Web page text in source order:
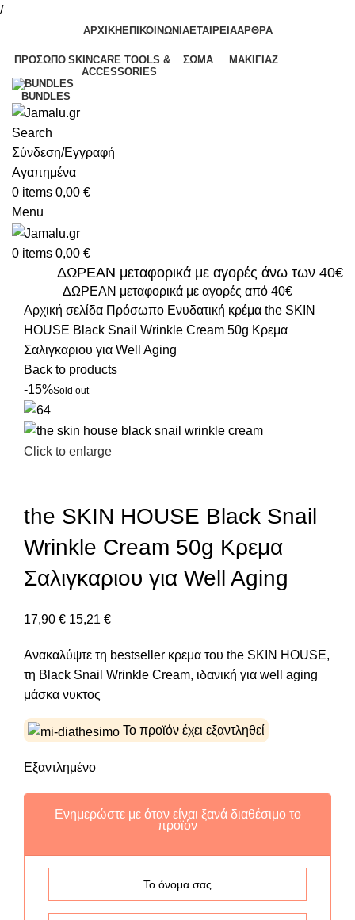
/
ΑΡΧΙΚΗ ΕΠΙΚΟΙΝΩΝΙΑΕΤΑΙΡΕΙΑΑΡΘΡΑ
ΠΡΌΣΩΠΟ SKINCARE TOOLS &
ACCESSORIES
ΣΏΜΑ ΜΑΚΙΓΙΆΖ
BUNDLES
Search
Σύνδεση/Εγγραφή
Αγαπημένα
0 items 0,00 €
Menu
0 items 0,00 €
ΔΩΡΕΑΝ μεταφορικά με αγορές άνω των 40€
ΔΩΡΕΑΝ μεταφορικά με αγορές από 40€
Αρχική σελίδα Πρόσωπο Ενυδατική κρέμα the SKIN
HOUSE Black Snail Wrinkle Cream 50g Κρεμα
Σαλιγκαριου για Well Aging
Back to products
-15%Sold out
Click to enlarge
the SKIN HOUSE Black Snail
Wrinkle Cream 50g Κρεμα
Σαλιγκαριου για Well Aging
17,90€ 15,21 €
Ανακαλύψτε τη bestseller κρεμα του the SKIN HOUSE,
τη Black Snail Wrinkle Cream, ιδανική για well aging
μάσκα νυκτος
Το προϊόν έχει εξαντληθεί
Εξαντλημένο
Ενημερώστε με όταν είναι ξανά διαθέσιμο το
προϊόν